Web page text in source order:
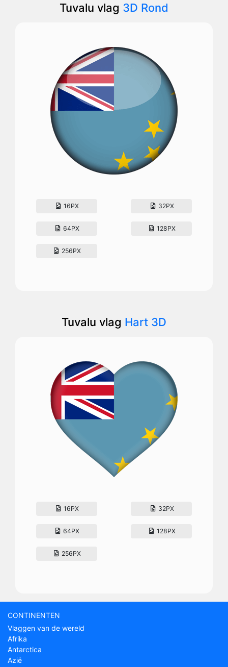
Tuvalu vlag 3D Rond
16PX 32PX
64PX 128PX
256PX
Tuvalu vlag Hart 3D
16PX 32PX
64PX 128PX
256PX
CONTINENTEN
Vlaggen van de wereld
Afrika
Antarctica
Azië